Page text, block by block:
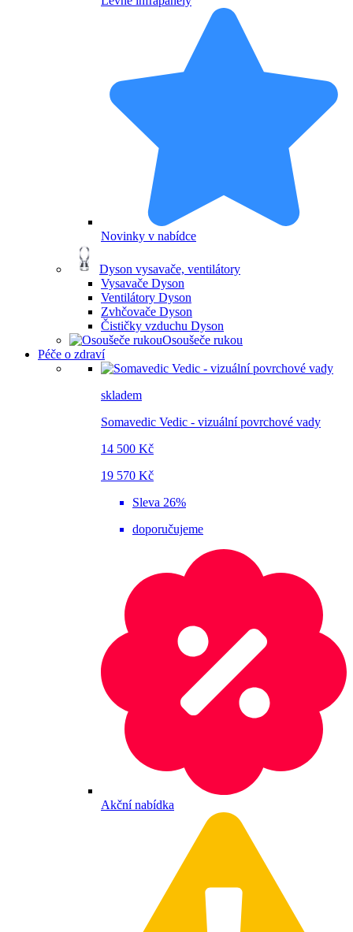
Novinky v nabídce
Dyson vysavače, ventilátory
Vysavače Dyson
Ventilátory Dyson
Zvhčovače Dyson
Čističky vzduchu Dyson
Osoušeče rukou
Péče o zdraví
skladem
Somavedic Vedic - vizuální povrchové vady
14 500 Kč
19 570 Kč
Sleva 26%
doporučujeme
Akční nabídka